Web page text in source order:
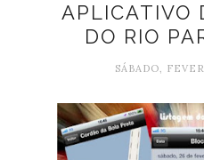
APLICATIVO
DO RIO
SÁBADO,